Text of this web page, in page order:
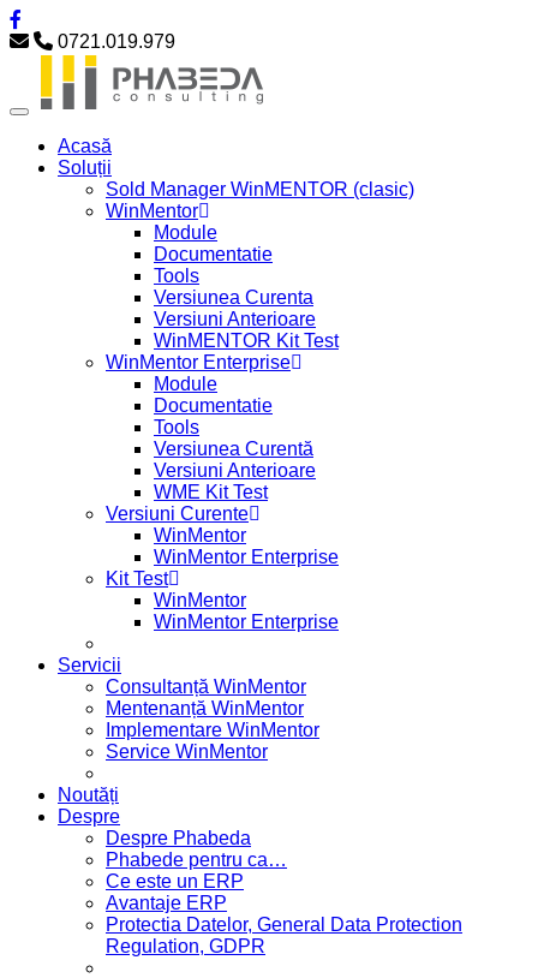
0721.019.979
Acasă
Soluții
Sold Manager WinMENTOR (clasic)
WinMentor
Module
Documentatie
Tools
Versiunea Curenta
Versiuni Anterioare
WinMENTOR Kit Test
WinMentor Enterprise
Module
Documentatie
Tools
Versiunea Curentă
Versiuni Anterioare
WME Kit Test
Versiuni Curente
WinMentor
WinMentor Enterprise
Kit Test
WinMentor
WinMentor Enterprise
Servicii
Consultanță WinMentor
Mentenanță WinMentor
Implementare WinMentor
Service WinMentor
Noutăți
Despre
Despre Phabeda
Phabede pentru ca…
Ce este un ERP
Avantaje ERP
Protectia Datelor, General Data Protection
Regulation, GDPR